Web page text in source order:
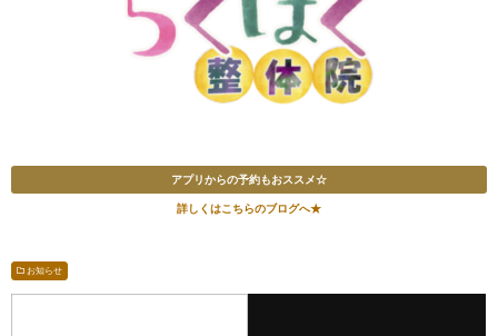
アプリからの予約もおススメ☆
詳しくはこちらのブログへ★
お知らせ